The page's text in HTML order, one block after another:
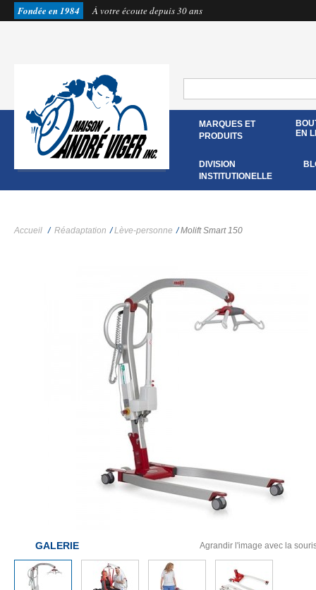
Fondée en 1984 À votre écoute depuis 30 ans
MARQUES ET
PRODUITS
EN
DIVISION
INSTITUTIONELLE
Accueil / Réadaptation / Lève-personne / Molift Smart 150
GALERIE Agrandir l'image avec la